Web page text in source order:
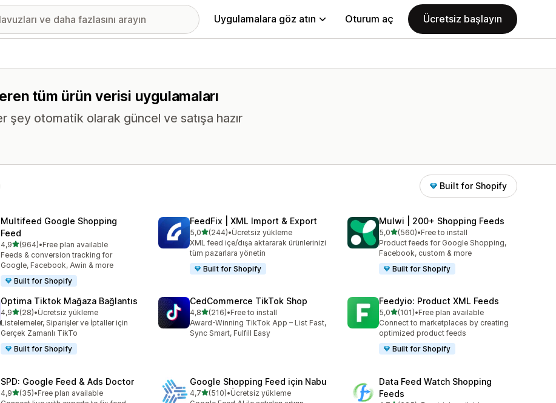
Uygulamalara göz atın Oturum aç Ücretsiz başlayın
tüm ürün verisi uygulamaları
şey otomatik olarak güncel ve satışa hazır
Built for Shopify
Multifeed Google Shopping
Feed
4,95 yıldız üzerinden
(964)
toplam 964 değerlendirme
•Free plan available
Feeds & conversion tracking for
Google, Facebook, Awin & more
Built for Shopify
FeedFix | XML Import & Export
5,05 yıldız üzerinden
(244)
toplam 244 değerlendirme
•Ücretsiz yükleme
XML feed içe/dışa aktararak ürünlerinizi
tüm pazarlara yönetin
Built for Shopify
Mulwi | 200+ Shopping Feeds
5,05 yıldız üzerinden
(560)
toplam 560 değerlendirme
•Free to install
Product feeds for Google Shopping,
Facebook, custom & more
Built for Shopify
Optima Tiktok Mağaza Bağlantıs
4,95 yıldız üzerinden
(28)
toplam 28 değerlendirme
•Ücretsiz yükleme
Listelemeler, Siparişler ve İptaller için
Gerçek Zamanlı TikTo
Built for Shopify
CedCommerce TikTok Shop
4,85 yıldız üzerinden
(216)
toplam 216 değerlendirme
•Free to install
Award-Winning TikTok App – List Fast,
Sync Smart, Fulfill Easy
Feedyio: Product XML Feeds
5,05 yıldız üzerinden
(101)
toplam 101 değerlendirme
•Free plan available
Connect to marketplaces by creating
optimized product feeds
Built for Shopify
SPD: Google Feed & Ads Doctor
4,95 yıldız üzerinden
(35)
toplam 35 değerlendirme
•Free plan available
Google Shopping Feed için Nabu
4,75 yıldız üzerinden
(510)
toplam 510 değerlendirme
•Ücretsiz yükleme
Data Feed Watch Shopping
Feeds